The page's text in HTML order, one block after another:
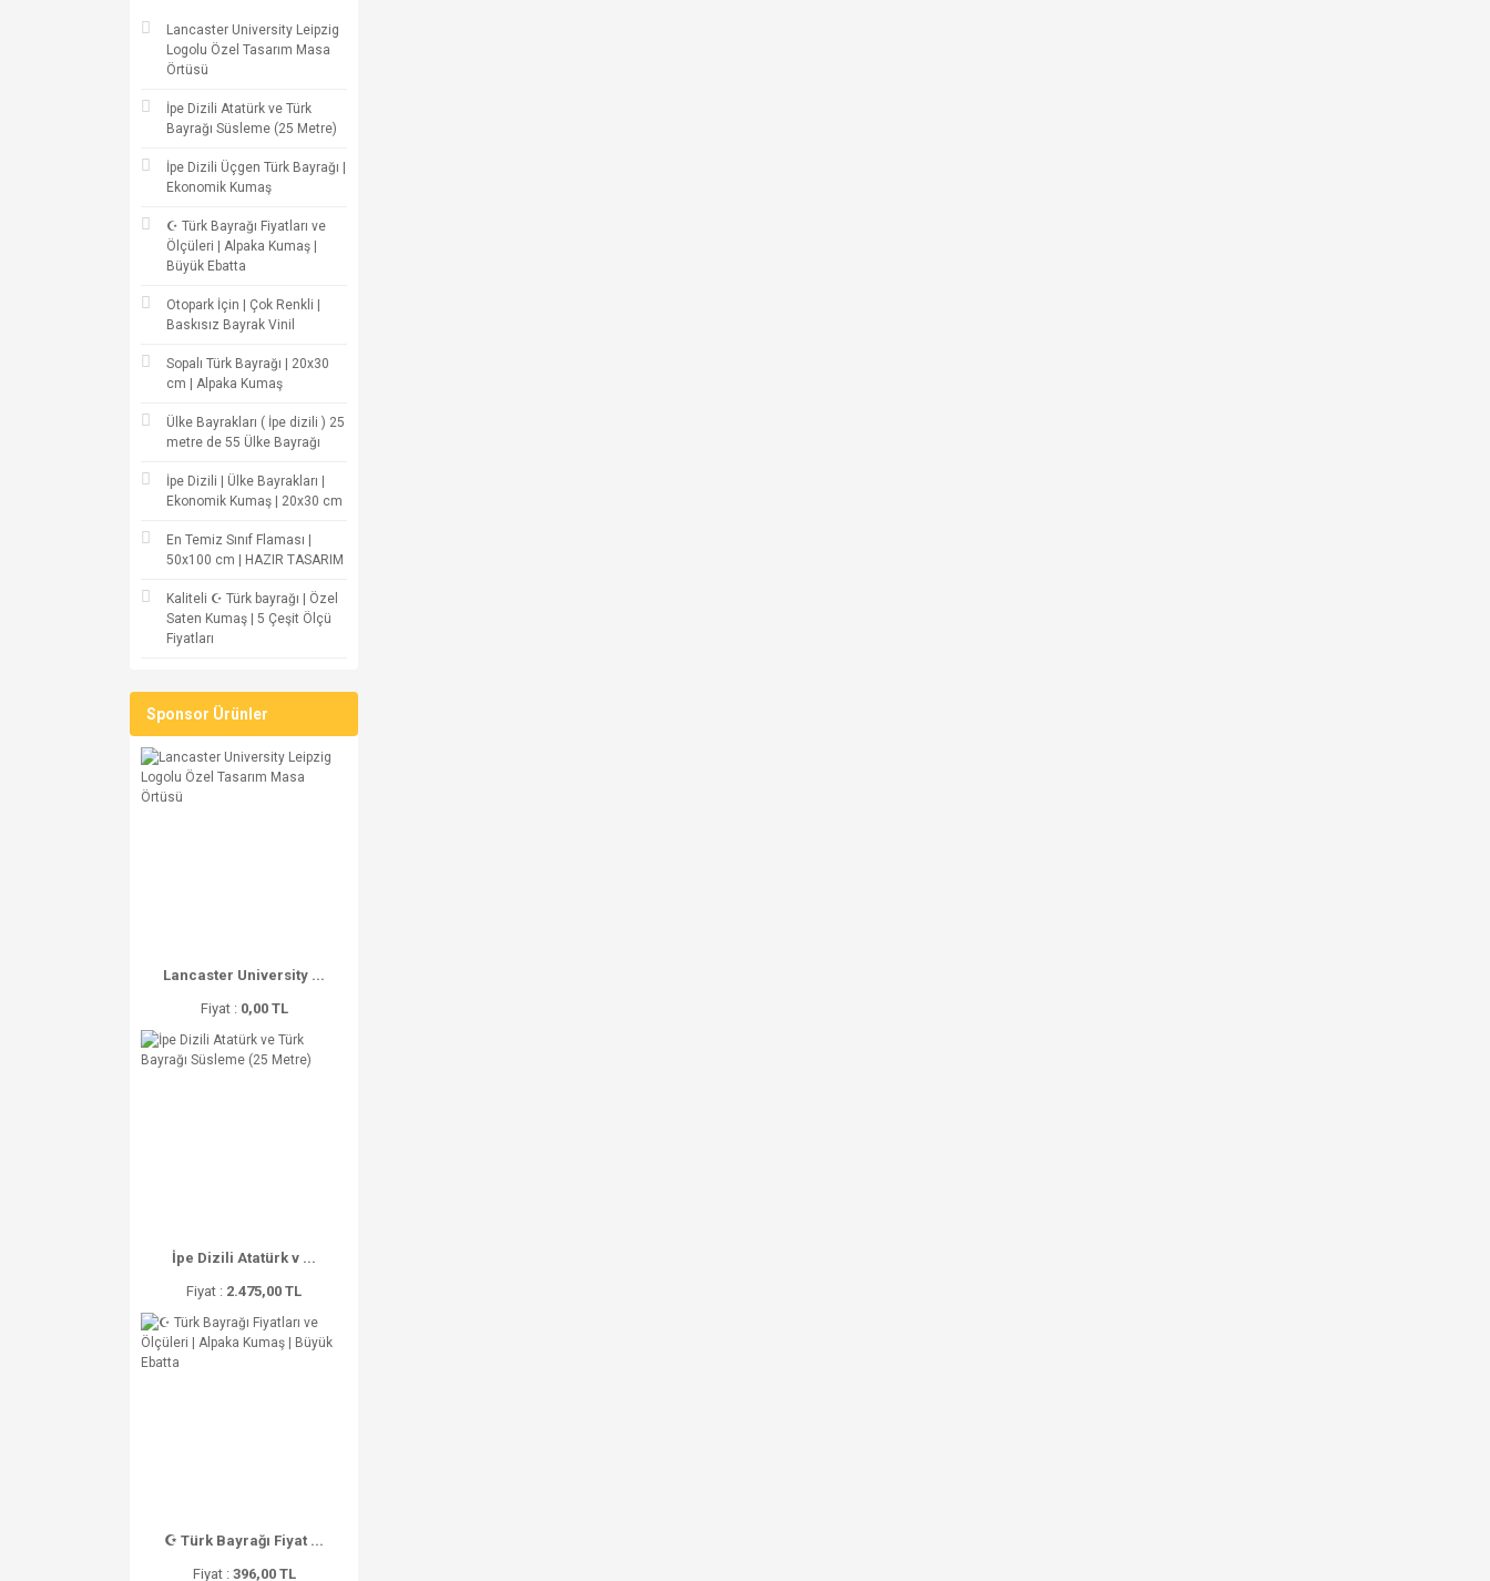
Lancaster University Leipzig
Logolu Özel Tasarım Masa
Örtüsü
İpe Dizili Atatürk ve Türk
Bayrağı Süsleme (25 Metre)
İpe Dizili Üçgen Türk Bayrağı |
Ekonomik Kumaş
☪ Türk Bayrağı Fiyatları ve
Ölçüleri | Alpaka Kumaş |
Büyük Ebatta
Otopark İçin | Çok Renkli |
Baskısız Bayrak Vinil
Sopalı Türk Bayrağı | 20x30
cm | Alpaka Kumaş
Ülke Bayrakları ( İpe dizili ) 25
metre de 55 Ülke Bayrağı
İpe Dizili | Ülke Bayrakları |
Ekonomik Kumaş | 20x30 cm
En Temiz Sınıf Flaması |
50x100 cm | HAZIR TASARIM
Kaliteli ☪ Türk bayrağı | Özel
Saten Kumaş | 5 Çeşit Ölçü
Fiyatları
Sponsor Ürünler
Lancaster University ...
Fiyat : 0,00 TL
İpe Dizili Atatürk v ...
Fiyat : 2.475,00 TL
☪ Türk Bayrağı Fiyat ...
Fiyat : 396,00 TL